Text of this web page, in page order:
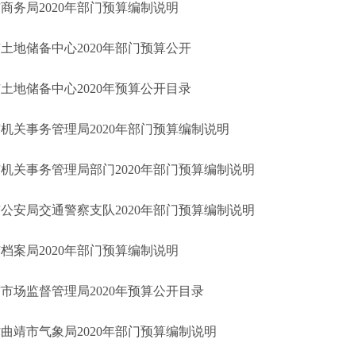
务局2020年部门预算编制说明
地储备中心2020年部门预算公开
地储备中心2020年预算公开目录
关事务管理局2020年部门预算编制说明
关事务管理局部门2020年部门预算编制说明
安局交通警察支队2020年部门预算编制说明
案局2020年部门预算编制说明
场监督管理局2020年预算公开目录
靖市气象局2020年部门预算编制说明